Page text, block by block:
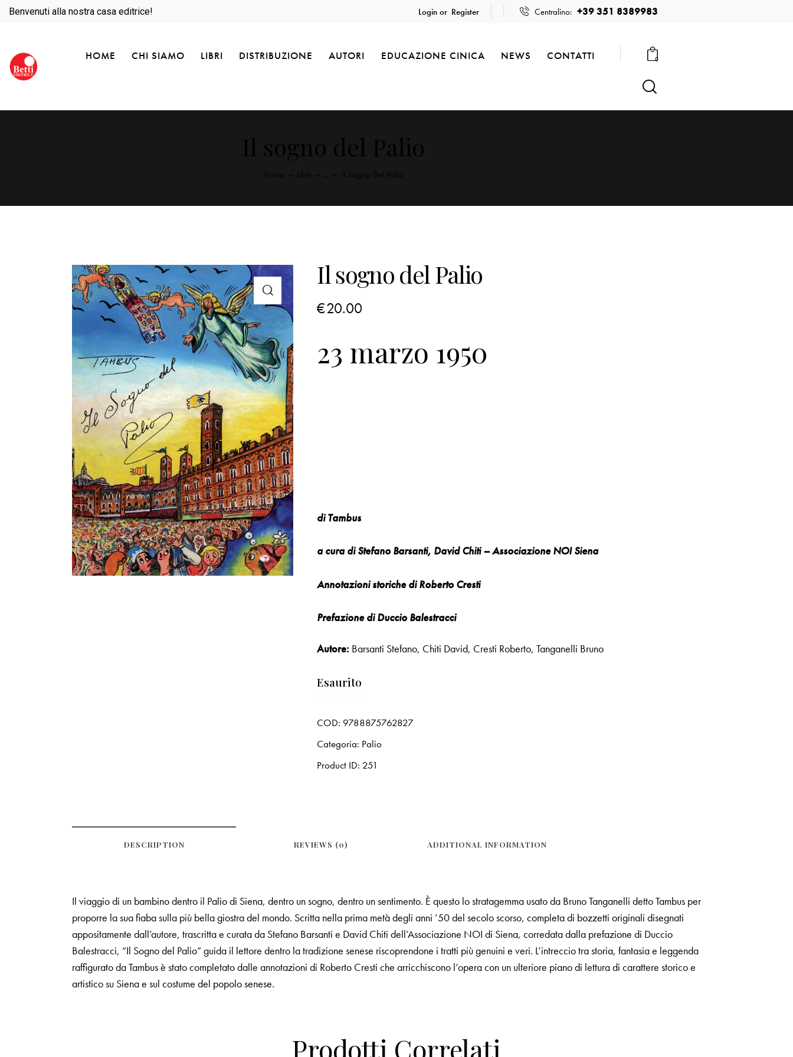
Benvenuti alla nostra casa editrice! Login or Register Centralino: +39 351 8389983
HOME CHI SIAMO LIBRI DISTRIBUZIONE AUTORI EDUCAZIONE CINICA NEWS CONTATTI 0
Il sogno del Palio
€20.00
23 marzo 1950
di Tambus
a cura di Stefano Barsanti, David Chiti – Associazione NOI Siena
Annotazioni storiche di Roberto Cresti
Prefazione di Duccio Balestracci
Autore: Barsanti Stefano, Chiti David, Cresti Roberto,Tanganelli Bruno
Esaurito
COD: 9788875762827
Categoria: Palio
Product ID: 251
DESCRIPTION REVIEWS (0) ADDITIONAL INFORMATION
Il viaggio di un bambino dentro il Palio di Siena, dentro un sogno, dentro un sentimento. È questo lo stratagemma usato da Bruno Tanganelli detto Tambus per
proporre la sua fiaba sulla più bella giostra del mondo. Scritta nella prima metà degli anni ’50 del secolo scorso, completa di bozzetti originali disegnati
appositamente dall’autore, trascritta e curata da Stefano Barsanti e David Chiti dell’Associazione NOI di Siena, corredata dalla prefazione di Duccio
Balestracci, “Il Sogno del Palio” guida il lettore dentro la tradizione senese riscoprendone i tratti più genuini e veri. L’intreccio tra storia, fantasia e leggenda
raffigurato da Tambus è stato completato dalle annotazioni di Roberto Cresti che arricchiscono l’opera con un ulteriore piano di lettura di carattere storico e
artistico su Siena e sul costume del popolo senese.
Prodotti Correlati